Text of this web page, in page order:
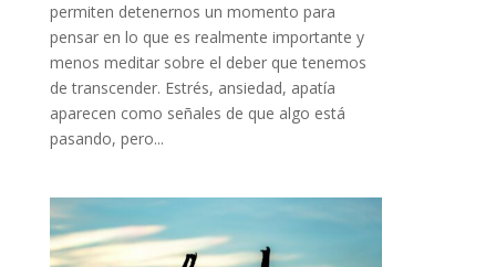
permiten detenernos un momento para
pensar en lo que es realmente importante y
menos meditar sobre el deber que tenemos
de transcender. Estrés, ansiedad, apatía
aparecen como señales de que algo está
pasando, pero...